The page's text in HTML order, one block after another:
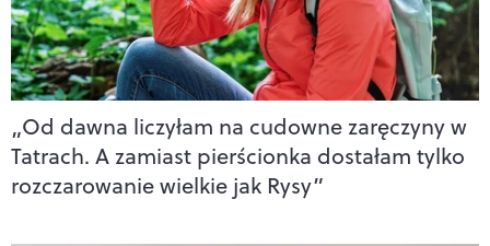
„Od dawna liczyłam na cudowne zaręczyny w
Tatrach. A zamiast pierścionka dostałam tylko
rozczarowanie wielkie jak Rysy”